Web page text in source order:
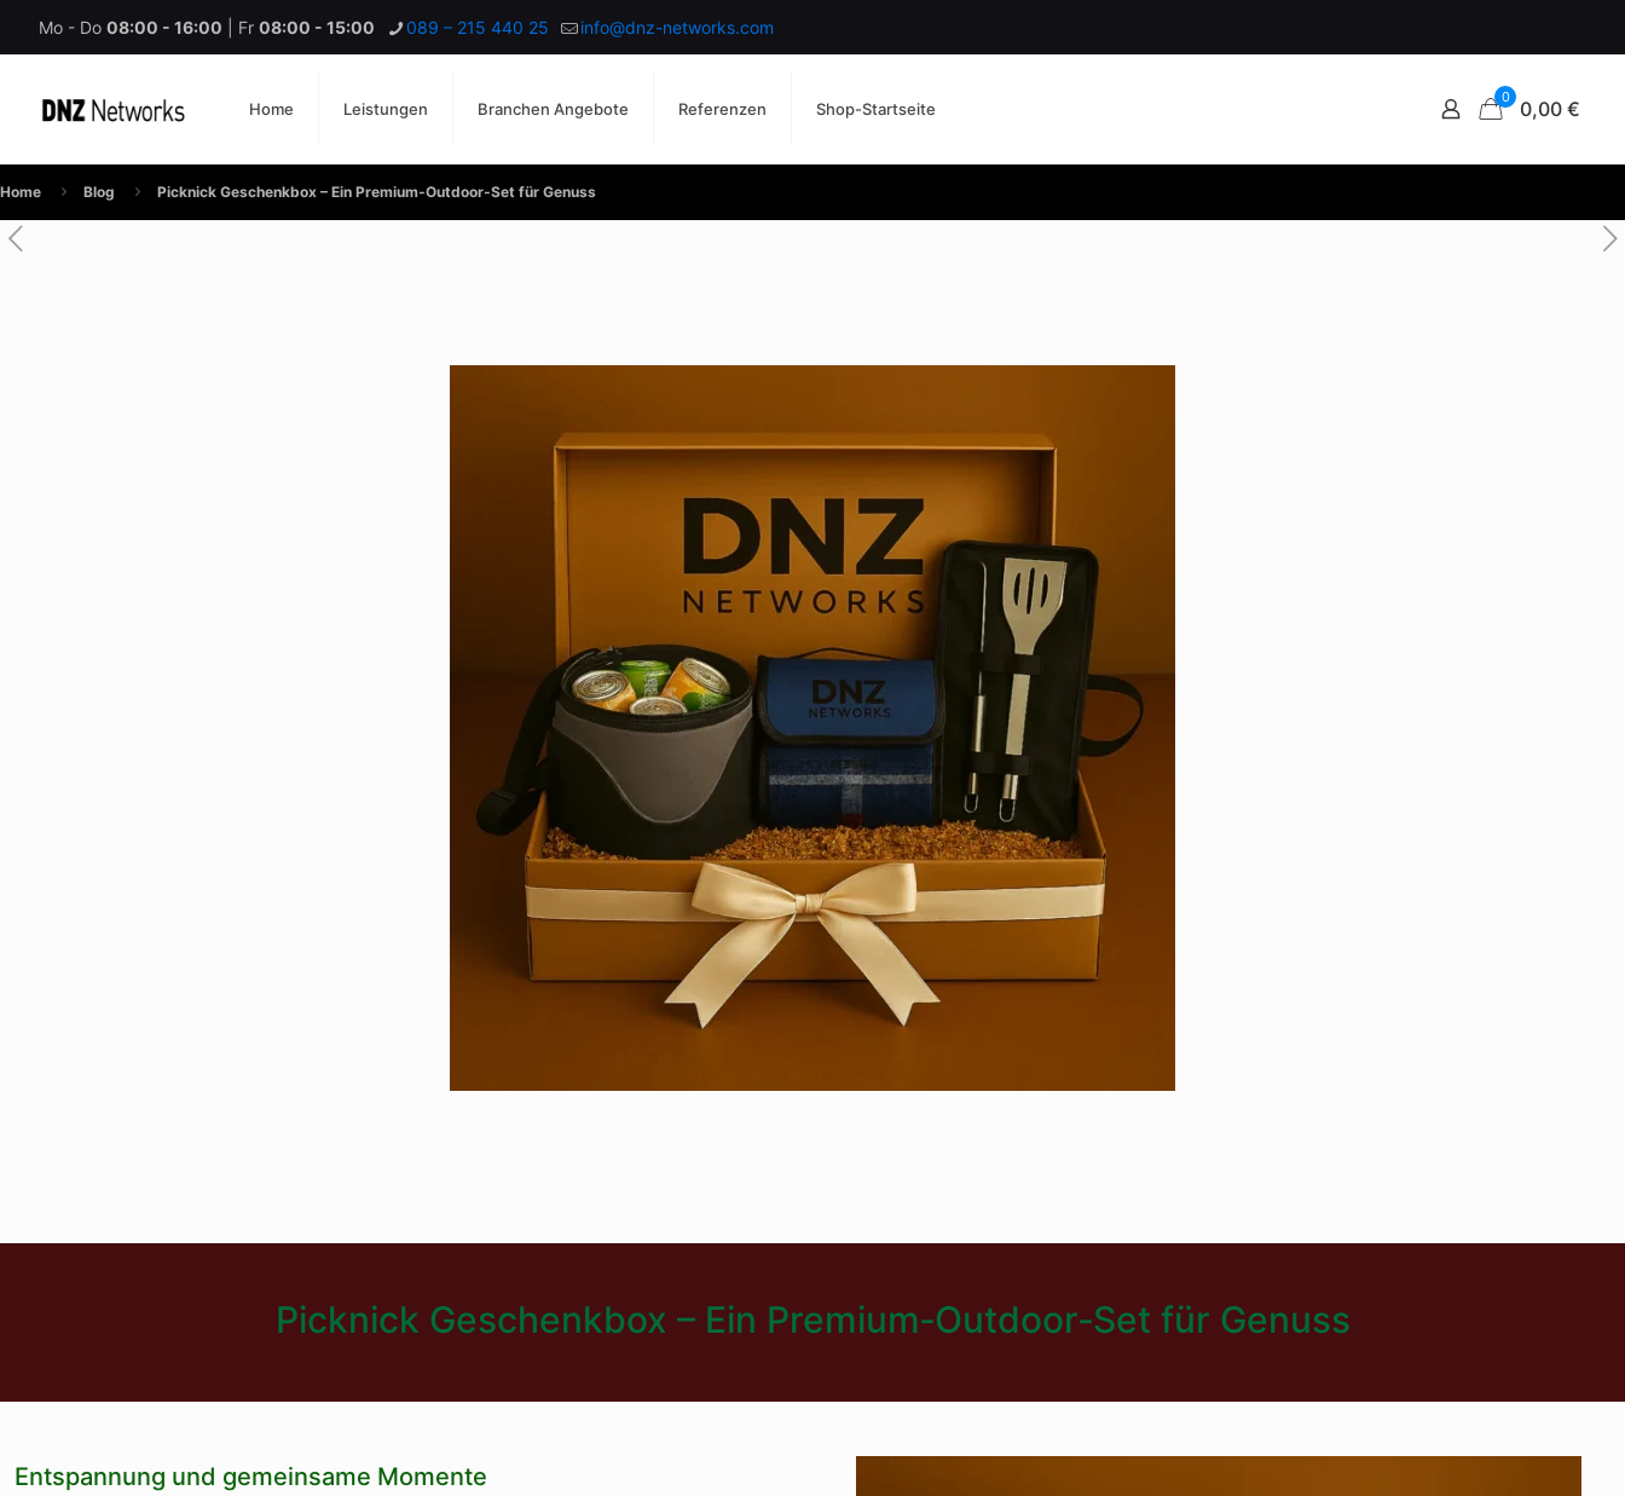
Mo - Do 08:00 - 16:00 | Fr 08:00 - 15:00 089 – 215 440 25 info@dnz-networks.com
Home Leistungen Branchen Angebote Referenzen Shop-Startseite
0 0,00 €
Home Blog Picknick Geschenkbox – Ein Premium‑Outdoor‑Set für Genuss
Picknick Geschenkbox – Ein Premium‑Outdoor‑Set für Genuss
Entspannung und gemeinsame Momente